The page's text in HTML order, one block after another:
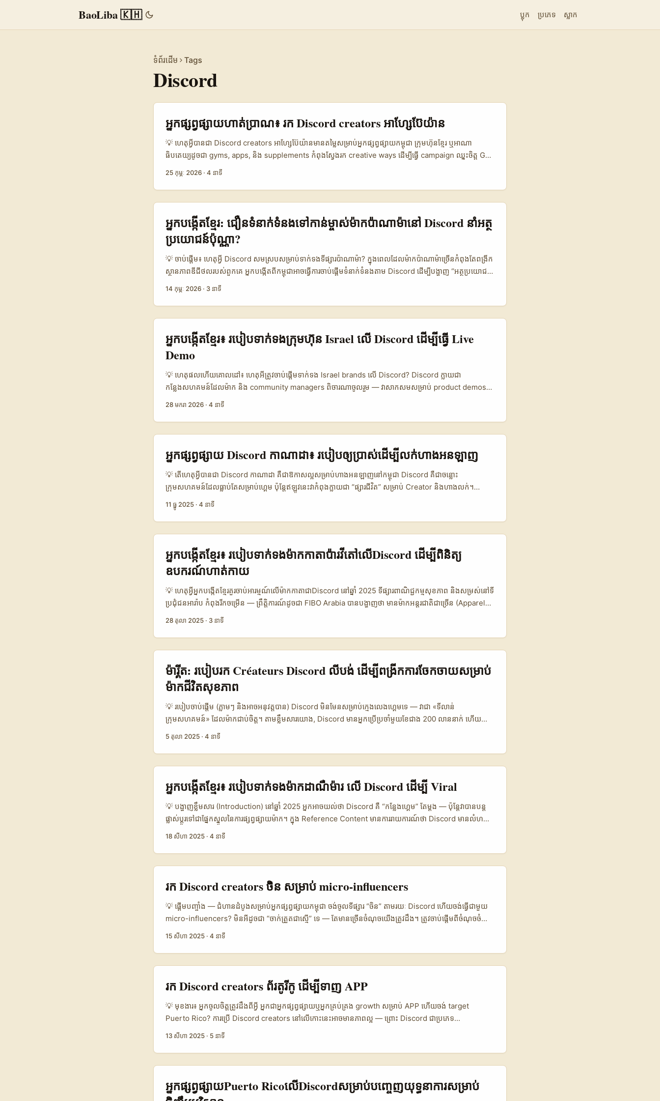
BaoLiba 🇰🇭 ប្លុក ប្រភេទ ស្លាក
ទំព័រដើម Tags
Discord
អ្នកផ្សព្វផ្សាយហាត់ប្រាណ៖ រក Discord creators អាហ្សែប៊ែយ៉ាន
💡 ហេតុអ្វីបានជា Discord creators អាហ្សែប៊ែយ៉ានមានតម្លៃសម្រាប់អ្នកផ្សព្វផ្សាយកម្ពុជា ក្រុមហ៊ុនខ្មែរ ឬអាណា
ធិបតេយ្យដូចជា gyms, apps, និង supplements កំពុងស្វែងរក creative ways ដើម្បីធ្វើ campaign ឈ្នះចិត្ត Gen
Z និង millennials ជាខ្លាំង។ អ្នកស្នើសុំចង់ជ្រើស Discord creators ពីអាហ្សែប៊ែយ៉ាន ព្រោះកំប៉ុង creator នៅតំបន់
មធ្យោបាយនិងអ៊ឺរ៉ុបខាងត្បូង​កំពុងពង្រីក — ក្រុម Creators HQ និង 500 Global បានបង្ហាញថា program បណ្តុះ
បណ្តាល creator-led startups ស្មើតម្លៃជាង US$130M និង cohort មានសហគមន៍ followers 20M+
(Business Wire / Creators HQ)។ ប្រសិនបើគោលបំណង​របស់អ្នកគឺបង្កើត creator-led fitness challenges
ដែលទាក់ទាញ និងបង្កើន conversion នៅកម្ពុជា — រឿងនេះទាមទារការយល់ដឹងពីទីផ្សារ, ការចែកចាយមាតិកាដែល
localized, និងផ្លូវចូលទៅកាន់ creators ល្អៗ (Discord DM, server partnerships, និង cross-platform
proof points)។ អត្ថបទនេះជាគន្លឹះ​ដាក់អង្គភាពដាក់​ដៃ ដើម្បីជួយអ្នកស្វែង, ចុះហត្ថលេខា, និង scale campaign
ជាមួយ creators អាហ្សែប៊ែយ៉ាន។ ...
25 កុម្ភៈ 2026 · 4 នាទី
អ្នក​បង្កើត​ខ្មែរ: ជឿនទំនាក់ទំនងទៅ​កាន់​ម្ចាស់ម៉ាក​ប៉ាណាម៉ា​នៅ Discord នាំអត្ថ
ប្រយោជន៍​ប៉ុណ្ណា?
💡 ចាប់ផ្តើម៖ ហេតុអ្វី Discord សមស្របសម្រាប់ទាក់ទងទីផ្សារ​ប៉ាណាម៉ា? ក្នុងពេលដែលម៉ាកប៉ាណាម៉ា​ច្រើនកំពុងតែពង្រីក
ស្ថានភាពឌីជីថលរបស់ពួកគេ អ្នកបង្កើតពីកម្ពុជា​អាចធ្វើការចាប់ផ្តើមទំនាក់ទំនងតាម Discord ដើម្បីបង្ហាញ “អត្ថប្រយោជន៍
ផលិតផល” ក្នុងទ្រង់ទ្រាយដែលទៅជា micro‑interaction — ន័យថា រាល់សកម្មភាពតូចៗ (claim role, react, ចូលរួម
event) ត្រូវតែជាជំហានដើម្បីឲ្យមនុស្សរាល់គ្នាស្គាល់តម្លៃ​ផលិតផល។ នេះគឺជារឿងដែល TokenMinds បានផ្ដល់ដាក់
ពិចារណា — treat each action as activation step។ អ្នកប្រើ Discord ជាវេទិកា community-driven តែចាំបាច់
ត្រូវមានផែនការដាក់សារ និងខ្សែភាពយន្ត onboarding: Announcement ខ្លីៗដែលមាន outcome ច្បាស់, forum
threads លេីកដើម្បីរកសំណួរ, និង opt‑in quests ដើម្បីធ្វើ demo ជាក់ស្តែង។ អ្នកក្រឡេកមើលករណីម៉ាឃីតខ្លីៗពី
Threads Malaysia ដើម្បីយល់ពីបែបភាពជាមួយ Gen Z — ប្រើភាសារ play និង banter បើសមរម្យ, ប៉ុន្តែត្រូវរក្សាភាព
ច្បាស់ស្ដាប់លើអត្ថប្រយោជន៍។ 📊 ទិន្នន័យសង្ខេប: Platform options សម្រាប់ទាក់ទងម៉ាក (Country / Platform
comparison) 🧩 Metric Discord (Direct Server) Discord (Partnered / Brand Server) Threads /
Public Social 👥 Monthly Active 1.200.000 800.000 1.000.000 📈 Conversion 12% 18% 9% 🔁
1‑week Retention 45% 60% 35% 🧭 Onboarding Ease Medium High Low 💸 Monetisation
Options Subscriptions / Server Shop Subscriptions / Exclusive Packs Ads / Creator Funds តារាង
ត្រួតពិនិត្យ។ ...
14 កុម្ភៈ 2026 · 3 នាទី
អ្នកបង្កើតខ្មែរ៖ របៀបទាក់ទង​ក្រុមហ៊ុន Israel លើ Discord ដើម្បីធ្វើ Live
Demo
💡 ហេតុផលហើយគោលដៅ៖ ហេតុ​អីត្រូវចាប់ផ្តើមទាក់ទង Israel brands លើ Discord? Discord ក្លាយជា
កន្លែងសហគមន៍ដែលម៉ាក និង community managers ពិចារណាចូលរួម — វាសាកសមសម្រាប់ product demos
live អ្នកអាចបង្ហាញ UI, Q&A, និង gather feedback ពី niche audience ដោយផ្ទាល់។ សម្រាប់អ្នកប្រើប្រាស់ខ្មែរ វា
ព័ត៌មានពីការប្រើ Discord ក្នុង context ការវេចខ្ចប់ដ៏សំខាន់: ចំណុចពីកន្លែង activism ក្នុង Nepal បង្ហាញថា
Discord អាចកើតជា channel លឿនសម្រាប់ command និង semi-anonymous coordination — នេះជាការ
ពន្យល់ថា ការទំនាក់ទំនងលើ Discord មិនត្រឹមតែសាមញ្ញទេ មានគ្រោះថ្នាក់បែប misinfo និង account fraud (យោងពី
reference content)។ ចាប់ផ្តើមដោយគោលបំណងច្បាស់: ឲ្យ value ឲ្យម៉ាក, កុំងងឹតផ្លូវ — និងត្រូវមាន verification
step មុនដាក់ទំនិញ។ ...
28 មករា 2026 · 4 នាទី
អ្នកផ្សព្វផ្សាយ Discord កាណាដា៖ របៀបឲ្យប្រាស់ដើម្បីលក់ហាងអនឡាញ
💡 តើហេតុអ្វីបានជា Discord កាណាដា គឺជាឱកាសល្អសម្រាប់ហាងអនឡាញនៅកម្ពុជា Discord គឺជាចន្លោះ
ក្រុមសហគមន៍ដែលធ្លាប់តែសម្រាប់ហ្គេម ប៉ុន្តែឥឡូវនេះវាកំពុងក្លាយជា “ផ្សារជីវិត” សម្រាប់ Creator និងហាងលក់។
កំណើន Creator Storefronts និងម៉ូដែលចែកចាយប្រាក់ចំណូល​បង្ហាញថា creators អាចផ្ទេរក្ដីស្រមៃពីភាពចែករំលែក
ទៅសាច់ប្រាក់បានដោយផ្ទាល់ — ឧទាហរណ៍, Creator Storefronts អាចចាក់ linked Web Shop offers លើប្រព័ន្ធ
របស់ពួកគេ ហើយដូច្នេះអាចឲ្យម៉ីលប្រើប្រាស់ថយមកជាការប្រែក្លាយជាលក់បាន។ សម្រាប់ពាណិជ្ជកម្មកម្ពុជា ដែលចង់ចូល
ទៅទីផ្សារកាណាដា៖ គន្លឹះមិនត្រឹមតែ “រក Creator” ប៉ុណ្ណោះទេ — ត្រូវយល់ពីចរិតសហគមន៍ ការទំនាក់ទំនងក្នុង
Discord, និងវិធីបង្កើត Offer ទាក់ទាញដែលអាចបម្លែង fan engagement ទៅជា conversion។ យ៉ាងច្បាស់ ការ
រួមដៃជាមួយ Shopify/AI chat integrations ក៏បង្ហាញថា conversational commerce កំពុងផ្លាស់ទីឱកាស
សម្រាប់ហាងតូចៗ (យោងទៅលើ partnership trends រវាង Shopify និង OpenAI ក្នុង Reference Content) —
ភាពច្នៃប្រឌិតក្នុបែប local-to-global ជំនាន់នេះអាចធ្វើឲ្យហាងរបស់អ្នកលេចឡើងក្នុងលទ្ធផល Chat និង forum-style
replies ដែលមិនចេះឃើញតាម Google search ហេីយ។ ...
11 ធ្នូ 2025 · 4 នាទី
អ្នកបង្កើតខ្មែរ៖ របៀបទាក់ទងម៉ាកកាតាប៉ារវីតៅលើDiscord ដើម្បីពិនិត្យ
ឧបករណ៍ហាត់កាយ
💡 ហេតុអ្វីអ្នកបង្កើតខ្មែរ​គួរចាប់អារម្មណ៍លើម៉ាកកាតាជាDiscord នៅឆ្នាំ 2025 ទីផ្សារពាណិជ្ជកម្មសុខភាព និងសម្រស់នៅទី
ប្រជុំជនអារ៉ាប កំពុងរីកចម្រើន — ព្រឹត្តិការណ៍ដូចជា FIBO Arabia បានបង្ហាញថា មានម៉ាកអន្តរជាតិជាច្រើន (Apparel
Group, Technogym, Life Fitness, Precor…) ចូលរួម និងចាប់អារម្មណ៍ក្នុងទិញលក់សម្ភារៈហាត់កាយ និងដំណោះ
ស្រាយទីផ្សារ។ ទាំងនេះបើសិនអ្នកជាគ្រូបង្រៀនហាត់កាយ ឬអ្នកបង្កើតមាតិក fitness នៅកម្ពុជា មានឱកាសធ្វើពិនិត្យ
ឧបករណ៍ និងសម្របសម្រួលការផ្តល់មតិ ដែលអាចទាក់ទាញទស្សនិកជននៅមជ្ឈิมបូព៌ា។ (យោង FIBO Arabia ព័ត៌មាន
ក្នុង Reference Content) Discord ក្លាយជា​ពហុ​គោលដៅសម្រាប់ PR និង community building — បណ្តាញម៉ាក
និងដែលលក់ B2B ច្រើនបង្កើត server ដើម្បីទាក់ទងជាមួយ ambassadors, retailers, និង creators។ អត្ថ
ប្រយោជន៍សំខាន់៖ ផ្ទាល់, ជាសហគមន៍, និងឆាប់ឆន្ទៈ — តែអ្នកត្រូវចេះ strategy ផងដែរ។ នៅខាងក្រោមជាការ​បំបែកជាក់
ស្តែងពីវិធីសាស្ត្រ។ 📊 ការ​ប្រៀបធៀប​ចំនួនវឌ្ឍនភាព outreach 📈 🧩 Metric Discord Email / PR Instagram
DM 👥 Monthly Active 250.000 45.000 1.200.000 📈 Avg Response Rate 22% 12% 8% ⏱️ Avg
Reply Time 24–72 ម៉ោង 72–168 ម៉ោង 48–96 ម៉ោង 💬 Best For Community pitch & testing Official
proposals & contracts Brand awareness & quick collabs តារាងបង្ហាញថា Discord មានទំនុកចិត្តលើការ
ឆ្លើយតប និងសមាសភាពសហគមន៍, ខណៈដែល Instagram មានទំនូលចិត្តលើការទាក់ទាញទស្សនា ទូទៅ។ Email
28 តុលា 2025 · 3 នាទី
ម៉ារ្គីត: របៀប​រក Créateurs Discord លីបង់ ដើម្បី​ពង្រីកការ​ចែកចាយសម្រាប់
ម៉ាកជីវិត​សុខភាព
💡 របៀបចាប់ផ្តើម (ភ្លាមៗ និងអាចអនុវត្តបាន) Discord មិនមែនសម្រាប់​ក្មេងលេងហ្គេមទេ — វាជា «​ទីលាន់​
ក្រុមសហគមន៍» ដែលម៉ាកជាប់ចិត្ដ។ តាមខ្លឹមសារយោង, Discord មានអ្នកប្រើប្រចាំមួយខែជាង 200 លាននាក់ ហើយ
វាចាស់ទុំក្លាយជា habit ពាក់ព័ន្ធជាមួយ Gen Z (ដកស្រង់ពី Reference Content)។ សម្រាប់ម៉ាកផលិតផល​ជីវិត​សុខ
ភាព (healthy lifestyle) ដែលចង់ចូលទីផ្សារលីបង់ ការងារមិនមែនគ្រាន់តែស្វែងหา influencer មាន follower ច្រើនទេ
— ត្រូវស្វែងឃើញ creators ដែលមាន authority ក្នុងរបៀបរស់នៅ, បម្រែបម្រួលអាហារ, fitness ឬ mental
wellness, ហើយដែលអាចបង្កើត community dialogue នាពេលវេលាយូរ។ នៅកម្ពុជា យើងចង់បានវិធីវែងខ្លីដែលអាច
ដំណើរការ: រួមផ្លូវចូល (discovery), វាយតម្លៃ (fit & metrics), និងការទំនាក់ទំនង (outreach) — មិនចាំបាច់ធ្វើ
ប្រតិបត្តិកម្មស្មុគស្មាញទេ។ អត្ថបទនេះនឹងផ្ដល់ផែនការជាក់ស្តែង ស៊ែរមុខងារ discovery tools, ការបកស្រាយ local
signals ពីលីបង់, និង script outreach ដែលអ្នកអាចប្រើបានភ្លាមៗ។ ...
5 តុលា 2025 · 4 នាទី
អ្នកបង្កើតខ្មែរ៖ របៀបទាក់ទងម៉ាកដាណឺម៉ារ លើ Discord ដើម្បី Viral
💡 បង្ហាញខ្លឹមសារ (Introduction) នៅឆ្នាំ 2025 អ្នកអាចយល់ថា Discord គឺ “កន្លែងហ្គេម” តែម្តង — ប៉ុន្តែវាបានបន្ត
ផ្លាស់ប្តូរទៅជាផ្នែកស្នូលនៃការផ្សព្វផ្សាយម៉ាក។ ក្នុង Reference Content មានការរាយការណ៍ថា Discord មានលំហ
ទទួលអ្នកប្រើច្រើនជាង 200 លាន MAU ហើយវាកំពុងក្លាយជា ឧបករណ៍ធ្វើសហគមន៍សម្រាប់ជំនាន់ Z — ចេះតែខ្លីសង្ខេប:
just followers”។ សម្រាប់អ្នកបង្កើតតន្ត្រីនៅកម្ពុជា ដែលចង់ធ្វើ campaign challenges ឬ dance challenges
ដើម្បី promote tracks ទៅលើម៉ាកនៅ ដាណឺម៉ារ (Denmark brands) — මේគឺមិនមែនទេព្យុហច្ឆេនទេ។ មុននឹង you
DM ឬ send a spreadsheet to a marketing inbox, មានច្រើនជំហានប្រពៃណី និងចលនាសង្គមដែលត្រូវទុកចិត្ត៖
រចនាសម្ដីផ្នែកសហគមន៍, បង្កើតប្រតិបត្តិការបានប្រព័ន្ធ, និងចេះធ្វើ pitch ដែលបាន personalize សម្រាប់ម៉ាកដែលមាន
វប្បធម៌ Danemark។ ...
18 សីហា 2025 · 4 នាទី
រក Discord creators ចិន សម្រាប់ micro-influencers
💡 ផ្ដើមបញ្ចាំង — ជំហានដំបូងសម្រាប់អ្នកផ្សព្វផ្សាយកម្ពុជា ចង់ចូលទីផ្សារ “ចិន” តាមរយៈ Discord ហើយចង់ធ្វើជាមួយ
micro-influencers? មិនអីដូចជា “ចាក់ត្រួតជាស្មើ” ទេ — តែមានច្រើនចំណុចយើងត្រូវដឹង។ ត្រូវចាប់ផ្តើមពីចំណុចចំ
ប្រយោជន៍: តើពួកអ្នកចង់ទាក់ទាញស្ដាប់ দর্শកណាមួយ (gaming, tech, lifestyle) ទេ? តើ campaign របស់
ប៉ុន្តែលោកអ្នកក៏ត្រូវយល់ពីភាពពិសេសនៃ ecosystem ចិននាពេលនេះ — មិនមែនគ្រាន់តែជាប្រព័ន្ធដឹកនាំផ្ទាល់
(platform) ប៉ុនោះទេ។ មនុស្សចិនច្រើនប្រើប្រាស់ប្រព័ន្ធច្រើនជាប់គ្នា (video platforms, niche forums, localized
communities) ហើយមាន creators ថ្មីៗចូលសហគមន៍ Discord ដើម្បី host ខ្លឹមសារ niche ឬ events បែប
ពិសេស។ ឧទាហរណ៍ គណនី science-popularization នៅលើ Bilibili ដែលមាន followers ប្រហែល 2.000.000
បានវត្ថុជោគជ័យដល់កំណើនរហ័សដោយ ecosystem វិស្ស័យនៅ Shanghai — នេះបង្ហាញថា creators ចិនចូលចិត្ត
បាន resource និងសហការណ៍ដែលជាប់នឹង platform និងសហគមន៍។ (ហោរា: មានការពិចារណារួមពី Bilibili និង
15 សីហា 2025 · 4 នាទី
រក Discord creators ព័រតូរីកូ ដើម្បីទាញ APP
💡 មុខងារ៖ អ្នកចូលចិត្តត្រូវដឹងពីអ្វី អ្នកជា​អ្នកផ្សព្វផ្សាយឬអ្នកគ្រប់គ្រង growth សម្រាប់ APP ហើយចង់ target
Puerto Rico? ការប្រើ Discord creators នៅលើកោះនេះអាចមានភាពល្អ — ព្រោះ Discord ជាប្រភេទ
community-driven platform ដែលល្អសម្រាប់ conversion (download) បើអ្នកចេះឡើងលើស្ទាយ
ដោយបង្កើត server, បន្ថែមច្រកអំពីការងារ និង automation ដែលជួយក្នុងការរៀបចំទិន្នន័យ ប្រកាសថា server មាន
“ជាង 1.000 នាក់” ហើយ “រីកចម្រើន 50% ក្នុង 7 ថ្ងៃ” (ចេញពី Indie Asylum និងការគ្រប់គ្រងដោយ Christopher
Chancey) — នេះបង្ហាញថា Discord អាច scale លឿនប្រសិនបើមាន content និង utility ត្រឹមត្រូវ។ ...
13 សីហា 2025 · 5 នាទី
អ្នកផ្សព្វផ្សាយPuerto RicoលើDiscordសម្រាប់បញ្ចេញយុទ្ធនាការសម្រាប់